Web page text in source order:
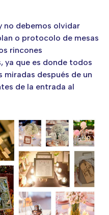
no debemos olvidar
o protocolo de mesas
rincones
ya que es donde todos
después de un
de la entrada al